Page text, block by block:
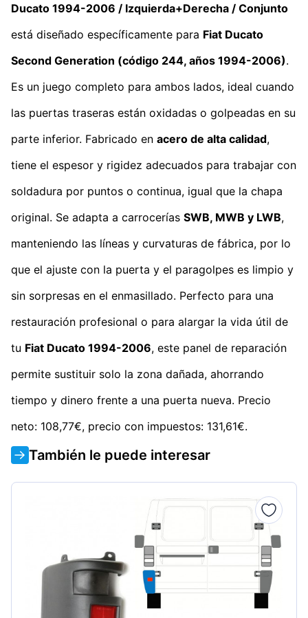
Ducato 1994-2006 / Izquierda+Derecha / Conjunto
está diseñado específicamente para Fiat Ducato
Second Generation (código 244, años 1994-2006).
Es un juego completo para ambos lados, ideal cuando
las puertas traseras están oxidadas o golpeadas en su
parte inferior. Fabricado en acero de alta calidad,
tiene el espesor y rigidez adecuados para trabajar con
soldadura por puntos o continua, igual que la chapa
original. Se adapta a carrocerías SWB, MWB y LWB,
manteniendo las líneas y curvaturas de fábrica, por lo
que el ajuste con la puerta y el paragolpes es limpio y
sin sorpresas en el enmasillado. Perfecto para una
restauración profesional o para alargar la vida útil de
tu Fiat Ducato 1994-2006, este panel de reparación
permite sustituir solo la zona dañada, ahorrando
tiempo y dinero frente a una puerta nueva. Precio
neto: 108,77€, precio con impuestos: 131,61€.
También le puede interesar